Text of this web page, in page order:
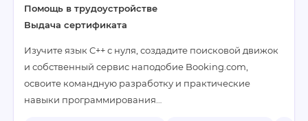
Помощь в трудоустройстве
Выдача сертификата
Изучите язык C++ с нуля, создадите поисковой движок
и собственный сервис наподобие Booking.com,
освоите командную разработку и практические
навыки программирования…